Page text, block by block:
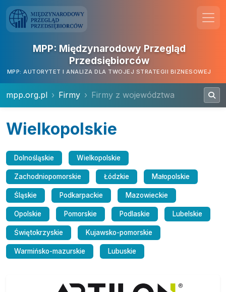
MPP: Międzynarodowy Przegląd
Przedsiębiorców
MPP: AUTORYTET I ANALIZA DLA TWOJEJ STRATEGII BIZNESOWEJ
mpp.org.pl Firmy Firmy z województwa
Wielkopolskie
Dolnośląskie Wielkopolskie
Zachodniopomorskie Łódzkie Małopolskie
Śląskie Podkarpackie Mazowieckie
Opolskie Pomorskie Podlaskie Lubelskie
Świętokrzyskie Kujawsko-pomorskie
Warmińsko-mazurskie Lubuskie